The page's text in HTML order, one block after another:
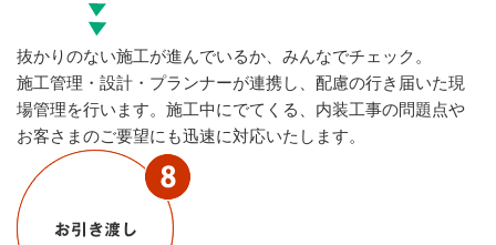
抜かりのない施工が進んでいるか、みんなでチェック。
施工管理・設計・プランナーが連携し、配慮の行き届いた現
場管理を行います。施工中にでてくる、内装工事の問題点や
お客さまのご要望にも迅速に対応いたします。